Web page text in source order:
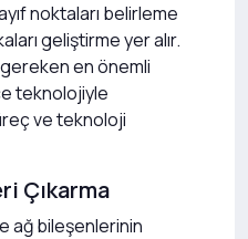
noktaları belirleme
geliştirme yer alır.
en önemli
teknolojiyle
ve teknoloji
Çıkarma
ağ bileşenlerinin